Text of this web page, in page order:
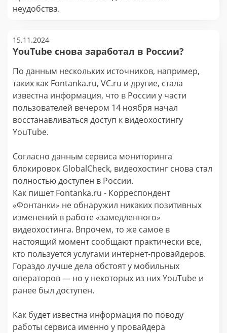
неудобства.
15.11.2024
YouTube снова заработал в России?
По данным нескольких источников, например,
таких как Fontanka.ru, VC.ru и другие, стала
известна информация, что в России у части
пользователей вечером 14 ноября начал
восстанавливаться доступ к видеохостингу
YouTube.
Согласно данным сервиса мониторинга
блокировок GlobalCheck, видеохостинг снова стал
полностью доступен в России.
Как пишет Fontanka.ru - Корреспондент
«Фонтанки» не обнаружил никаких позитивных
изменений в работе «замедленного»
видеохостинга. Впрочем, то же самое в
настоящий момент сообщают практически все,
кто пользуется услугами интернет-провайдеров.
Гораздо лучше дела обстоят у мобильных
операторов — но у некоторых из них YouTube и
ранее был доступен.
Как будет известна информация по поводу
работы сервиса именно у провайдера